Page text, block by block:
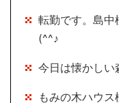
転勤です。島中
(^^♪
今日は懐かしい
もみの木ハウ